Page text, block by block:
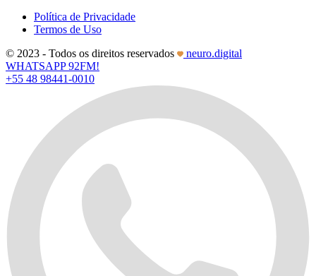
Política de Privacidade
Termos de Uso
© 2023 - Todos os direitos reservados
neuro.digital
WHATSAPP 92FM!
+55 48 98441-0010